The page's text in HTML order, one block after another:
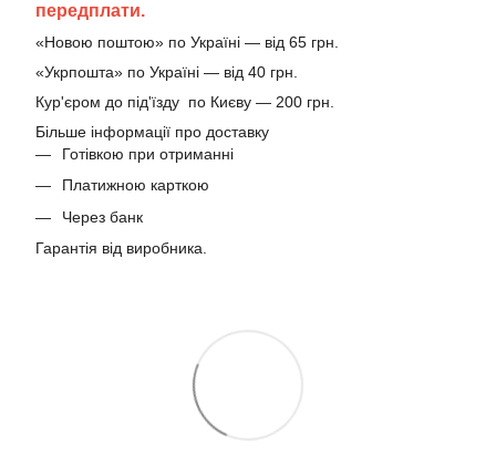
передплати.
«Новою поштою» по Україні — від 65 грн.
«Укрпошта» по Україні — від 40 грн.
Кур'єром до під'їзду по Києву — 200 грн.
Більше інформації про доставку
Готівкою при отриманні
Платижною карткою
Через банк
Гарантія від виробника.